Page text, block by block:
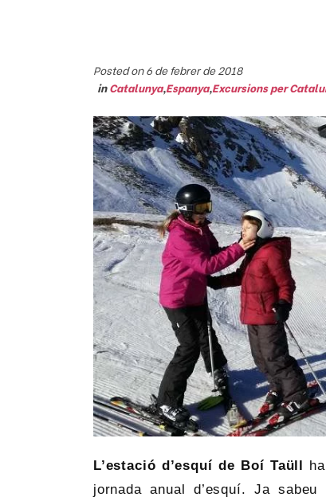
Posted on 6 de febrer de 2018
inCatalunya,Espanya,Excursions per
L’estació d’esquí de Boí Taüll
jornada anual d’esquí. Ja